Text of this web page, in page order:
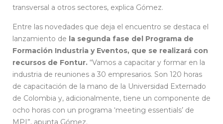
transversal a otros sectores, explica Gómez.
Entre las novedades que deja el encuentro se destaca el
lanzamiento de la segunda fase del Programa de
Formación Industria y Eventos, que se realizará con
recursos de Fontur. “Vamos a capacitar y formar en la
industria de reuniones a 30 empresarios. Son 120 horas
de capacitación de la mano de la Universidad Externado
de Colombia y, adicionalmente, tiene un componente de
ocho horas con un programa ‘meeting essentials’ de
MPI”, apunta Gómez.